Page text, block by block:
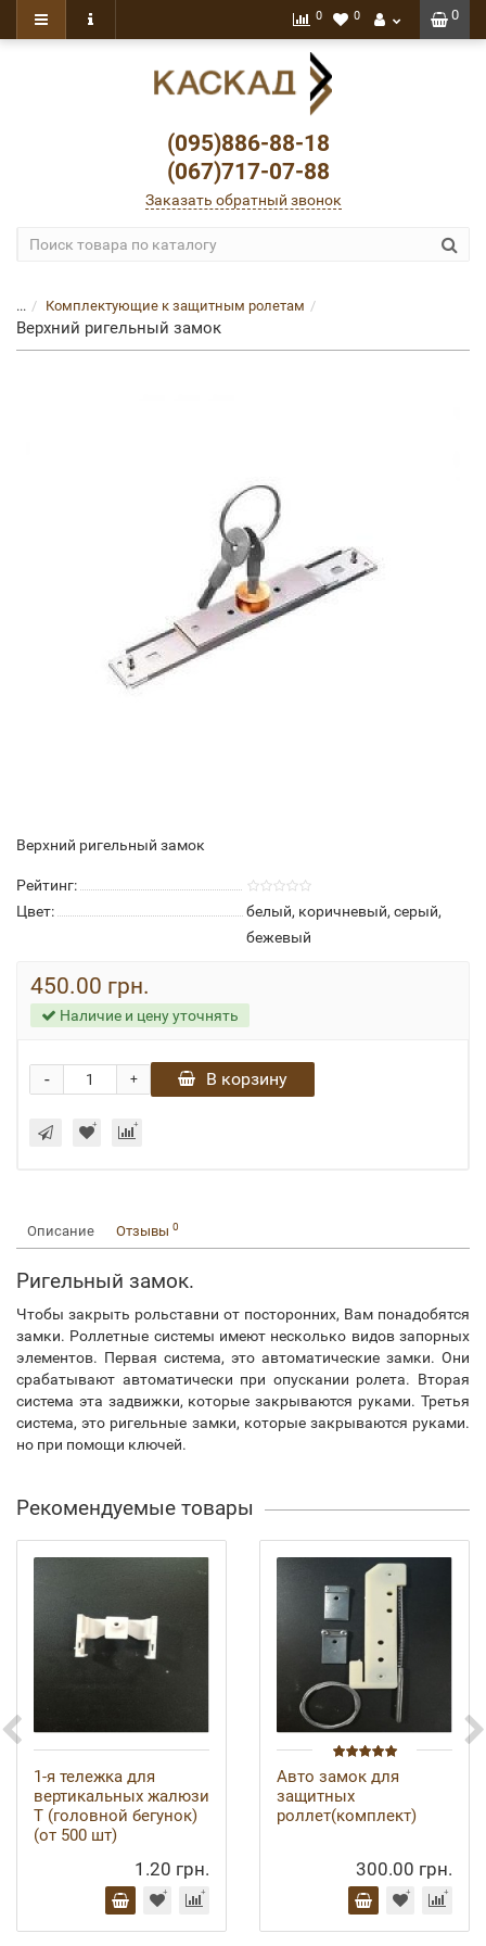
0
0 0
(095)886-88-18
(067)717-07-88
Заказать обратный звонок
... Комплектующие к защитным ролетам
Верхний ригельный замок
Верхний ригельный замок
Рейтинг:
Цвет:
белый, коричневый, серый,
бежевый
450.00 грн.
Наличие и цену уточнять
+
- В корзину
Описание Отзывы 0
Ригельный замок.
Чтобы закрыть рольставни от посторонних, Вам понадобятся
замки. Роллетные системы имеют несколько видов запорных
элементов. Первая система, это автоматические замки. Они
срабатывают автоматически при опускании ролета. Вторая
система эта задвижки, которые закрываются руками. Третья
система, это ригельные замки, которые закрываются руками.
но при помощи ключей.
Рекомендуемые товары
1-я тележка для
вертикальных жалюзи
Т (головной бегунок)
(от 500 шт)
1.20 грн.
Авто замок для
защитных
роллет(комплект)
300.00 грн.